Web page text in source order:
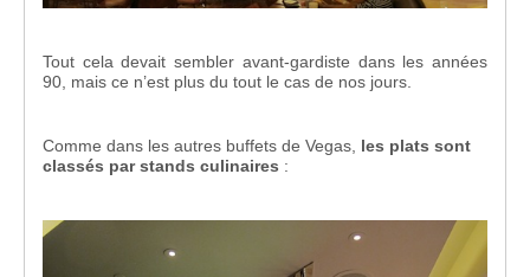
Tout cela devait sembler avant-gardiste dans les années
90, mais ce n’est plus du tout le cas de nos jours.
Comme dans les autres buffets de Vegas, les plats sont
classés par stands culinaires :